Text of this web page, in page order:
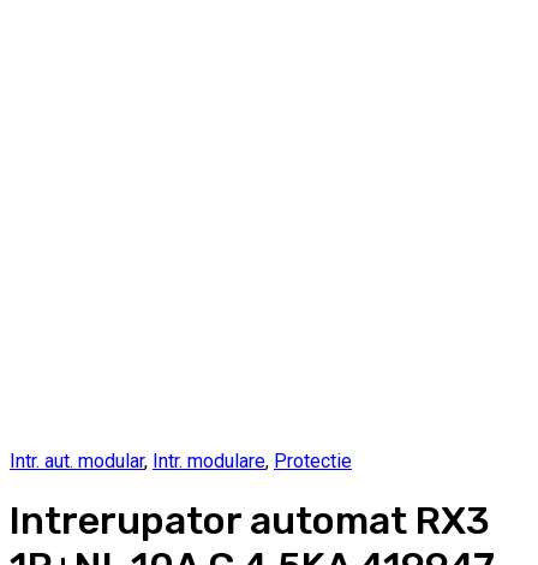
Intr. aut. modular, Intr. modulare, Protectie
Intrerupator automat RX3